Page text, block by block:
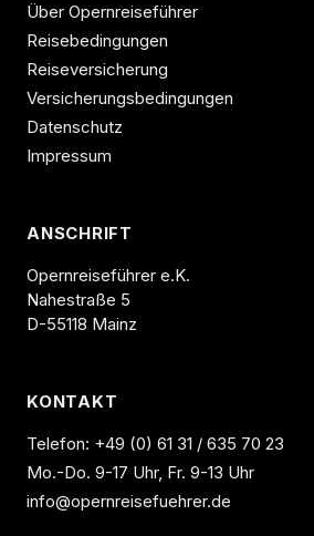
Über Opernreiseführer
Reisebedingungen
Reiseversicherung
Versicherungsbedingungen
Datenschutz
Impressum
ANSCHRIFT
Opernreiseführer e.K.
Nahestraße 5
D-55118 Mainz
KONTAKT
Telefon: +49 (0) 61 31 / 635 70 23
Mo.-Do. 9-17 Uhr, Fr. 9-13 Uhr
info@opernreisefuehrer.de